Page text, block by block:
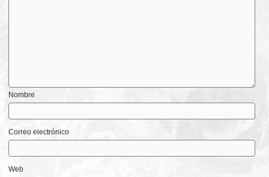
Nombre
Correo electrónico
Web